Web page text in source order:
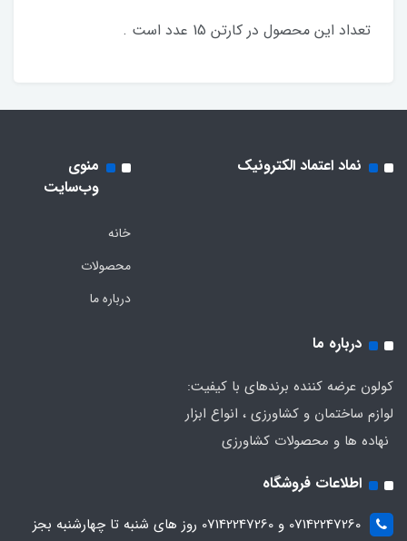
تعداد این محصول در کارتن 15 عدد است .
نماد اعتماد الکترونیک
منوی
وب‌سایت
خانه
محصولات
درباره ما
درباره ما
کولون عرضه کننده برندهای با کیفیت:
لوازم ساختمان و کشاورزی ، انواع ابزار
نهاده ها و محصولات کشاورزی
اطلاعات فروشگاه
07142247260 و 07142247260 روز های شنبه تا چهارشنبه بجز